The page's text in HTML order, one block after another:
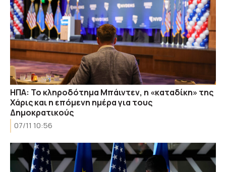
ΗΠΑ: Το κληροδότημα Μπάιντεν, η «καταδίκη» της
Χάρις και η επόμενη ημέρα για τους
Δημοκρατικούς
07/11 10:56